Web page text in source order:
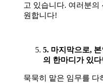
고 있습니다. 여러분의
원합니다!
5. 마지막으로,
의 한마디가 있
묵묵히 맡은 임무를 다